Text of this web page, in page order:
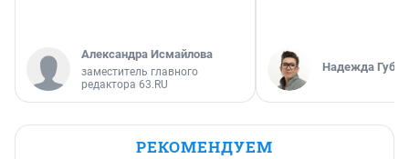
Александра Исмайлова
заместитель главного
редактора 63.RU
Надежда
РЕКОМЕНДУЕМ